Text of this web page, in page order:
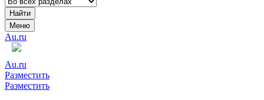
Найти
Меню
Au.ru
Au.ru
Разместить
Разместить